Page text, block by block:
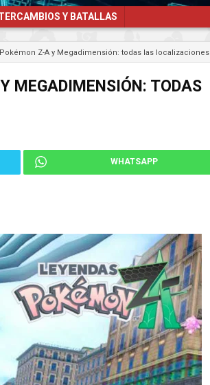
Y BATALLAS
Z-A y Megadimensión: todas las localizaciones
MEGADIMENSIÓN: TODAS
WHATSAPP